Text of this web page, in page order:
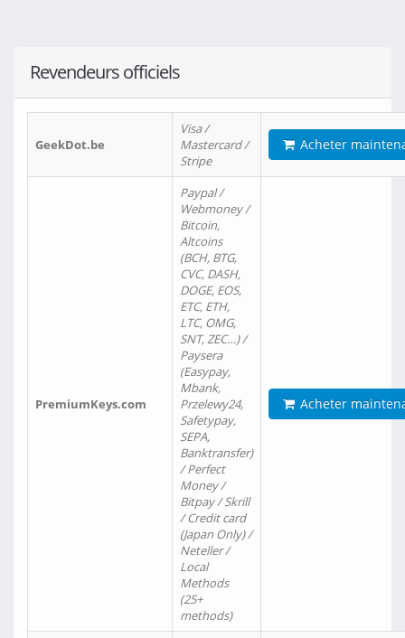
Revendeurs officiels
GeekDot.be
Visa /
Mastercard /
Stripe
Acheter
PremiumKeys.com
Paypal /
Webmoney /
Bitcoin,
Altcoins
(BCH, BTG,
CVC, DASH,
DOGE, EOS,
ETC, ETH,
LTC, OMG,
SNT, ZEC…) /
Paysera
(Easypay,
Mbank,
Przelewy24,
Safetypay,
SEPA,
Banktransfer)
/ Perfect
Money /
Bitpay / Skrill
/ Credit card
(Japan Only) /
Neteller /
Local
Methods
(25+
methods)
Acheter